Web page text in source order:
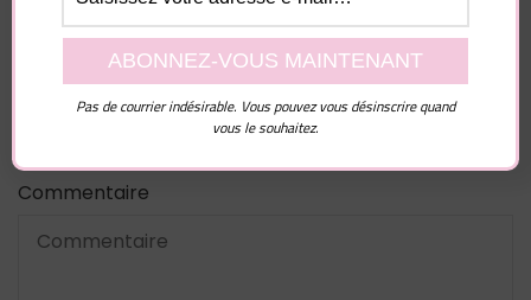
Laisser un commentaire
Votre adresse e-mail ne sera pas publiée.Les
Commentaire
Pas de courrier indésirable. Vous pouvez vous désinscrire quand
vous le souhaitez.